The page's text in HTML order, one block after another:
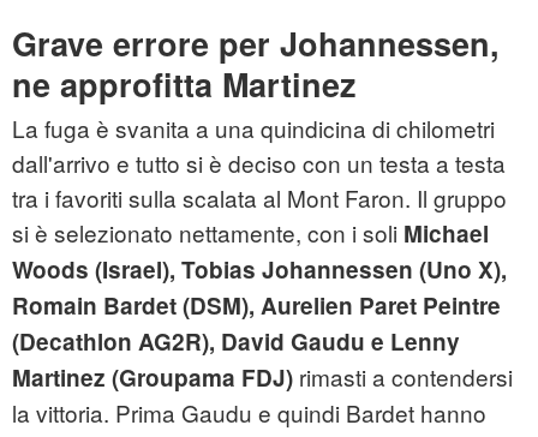
Grave errore per Johannessen,
ne approfitta Martinez
La fuga è svanita a una quindicina di chilometri
dall'arrivo e tutto si è deciso con un testa a testa
tra i favoriti sulla scalata al Mont Faron. Il gruppo
si è selezionato nettamente, con i soli Michael
Woods (Israel), Tobias Johannessen (Uno X),
Romain Bardet (DSM), Aurelien Paret Peintre
(Decathlon AG2R), David Gaudu e Lenny
Martinez (Groupama FDJ) rimasti a contendersi
la vittoria. Prima Gaudu e quindi Bardet hanno